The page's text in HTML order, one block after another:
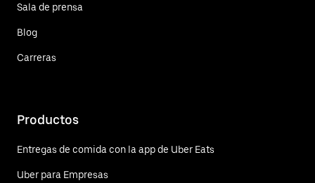
Sala de prensa
Blog
Carreras
Productos
Entregas de comida con la app de Uber Eats
Uber para Empresas